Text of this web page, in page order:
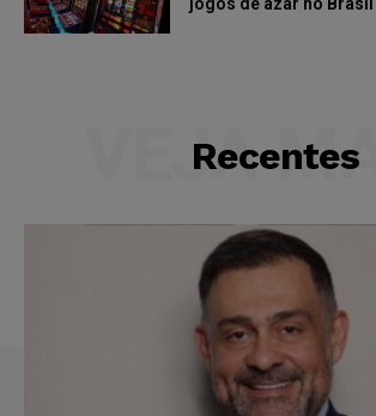
jogos de azar no Brasil
Recentes
VEJA